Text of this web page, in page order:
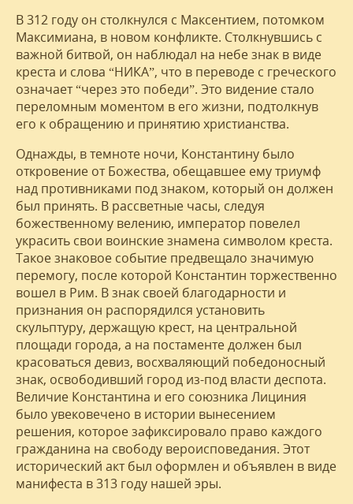
В 312 году он столкнулся с Максентием, потомком
Максимиана, в новом конфликте. Столкнувшись с
важной битвой, он наблюдал на небе знак в виде
креста и слова “НИКА”, что в переводе с греческого
означает “через это победи”. Это видение стало
переломным моментом в его жизни, подтолкнув
его к обращению и принятию христианства.
Однажды, в темноте ночи, Константину было
откровение от Божества, обещавшее ему триумф
над противниками под знаком, который он должен
был принять. В рассветные часы, следуя
божественному велению, император повелел
украсить свои воинские знамена символом креста.
Такое знаковое событие предвещало значимую
перемогу, после которой Константин торжественно
вошел в Рим. В знак своей благодарности и
признания он распорядился установить
скульптуру, держащую крест, на центральной
площади города, а на постаменте должен был
красоваться девиз, восхваляющий победоносный
знак, освободивший город из-под власти деспота.
Величие Константина и его союзника Лициния
было увековечено в истории вынесением
решения, которое зафиксировало право каждого
гражданина на свободу вероисповедания. Этот
исторический акт был оформлен и объявлен в виде
манифеста в 313 году нашей эры.